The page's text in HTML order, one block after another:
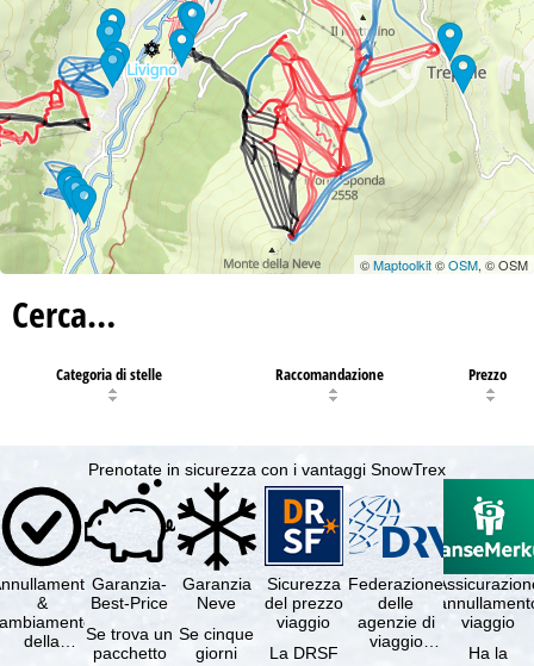
©Maptoolkit©OSM, © OSM
Cerca…
Categoria di stelle Raccomandazione Prezzo
Prenotate in sicurezza con i vantaggi SnowTrex
&
della
Garanzia-
Best-Price
Se trova un
pacchetto
Garanzia
Neve
Se cinque
giorni
Sicurezza
del prezzo
viaggio
La DRSF
Federazione
delle
agenzie di
viaggio
viaggio
Ha la